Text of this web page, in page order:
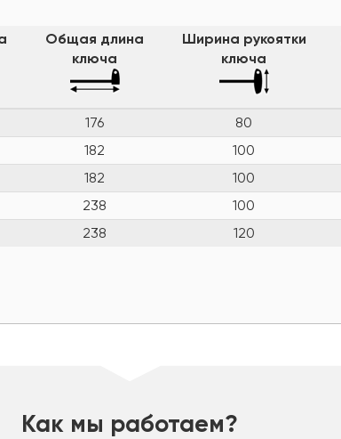
Общая длина
ключа
Ширина рукоятки
ключа
176 80
182 100
182 100
238 100
238 120
Как мы работаем?